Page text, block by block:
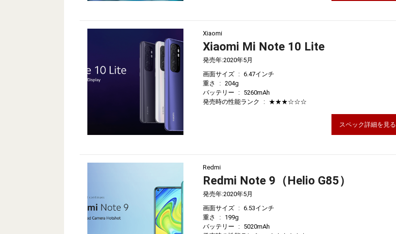
Xiaomi
Xiaomi Mi Note 10 Lite
発売年:2020年5月
画面サイズ : 6.47インチ
重さ
: 204g
バッテリー
: 5260mAh
発売時の性能ランク
: ★★★☆☆☆
スペック詳細を見る
Redmi
Redmi Note 9（Helio G85）
発売年:2020年5月
画面サイズ : 6.53インチ
重さ
: 199g
バッテリー
: 5020mAh